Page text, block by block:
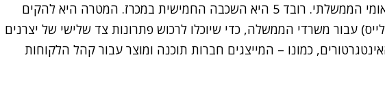
נימבוס הוא מכרז הענן הלאומי הממשלתי. רובד 5 היא השכבה החמישית במכרז. המטרה היא להקים
עבור משרדי הממשלה, כדי שיוכלו לרכוש פתרונות צד שלישי של יצרנים
כמונו – המייצגים חברות תוכנה ומוצר עבור קהל הלקוחות